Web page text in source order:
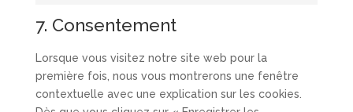
7. Consentement
Lorsque vous visitez notre site web pour la
première fois, nous vous montrerons une fenêtre
contextuelle avec une explication sur les cookies.